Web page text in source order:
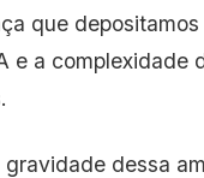
que depositamos
e a complexidade
gravidade dessa